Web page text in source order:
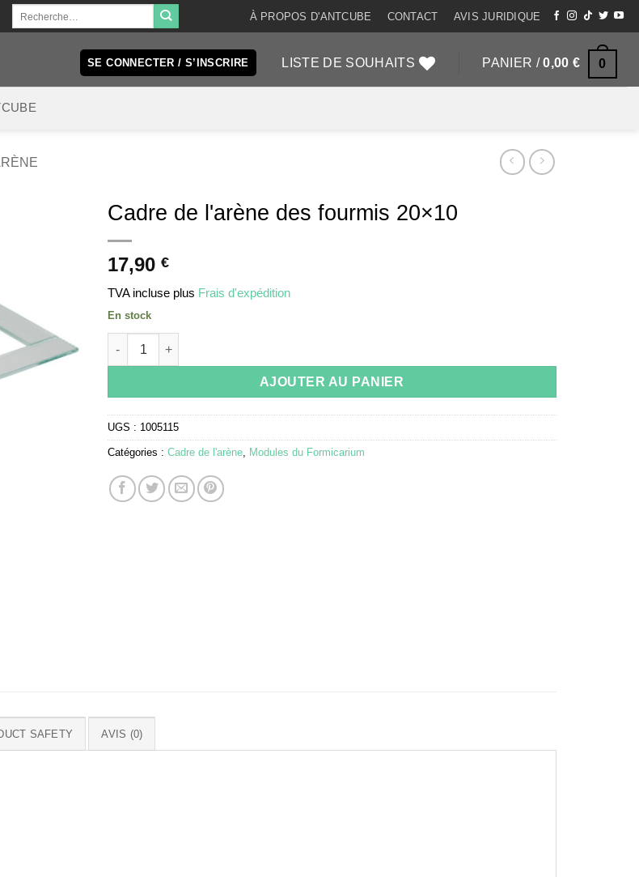
À PROPOS D'ANTCUBE CONTACT AVIS JURIDIQUE
SE CONNECTER / S’INSCRIRE LISTE DE SOUHAITS PANIER /0,00€ 0
Cadre de l'arène des fourmis 20×10
17,90 €
TVA incluse plus Frais d'expédition
En stock
quantité de Ant arena frame 20x10
AJOUTER AU PANIER
UGS : 1005115
Catégories : Cadre de l'arène, Modules du Formicarium
SAFETY AVIS (0)